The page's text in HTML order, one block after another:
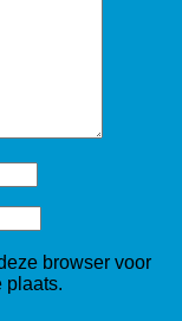
browser voor
plaats.